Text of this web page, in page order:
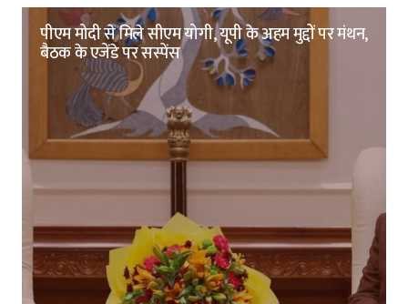
पीएम मोदी से मिले सीएम योगी, यूपी के अहम मुद्दों पर मंथन,
बैठक के एजेंडे पर सस्पेंस